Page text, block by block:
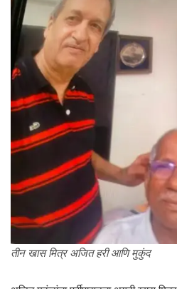
तीन खास मित्र अजित हरी आणि मुकुंद